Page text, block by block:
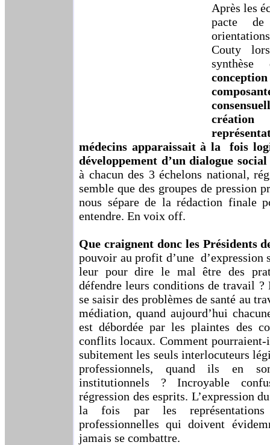
Après les
pacte
Couty
médecins apparaissait à la fois
développement d’un dialogue
à chacun des 3 échelons national,
semble que des groupes de pression
nous sépare de la rédaction finale
entendre. En voix off.
Que craignent donc les Présidents
pouvoir au profit d’une d’expression
leur pour dire le mal être des
défendre leurs conditions de travail
se saisir des problèmes de santé au
médiation, quand aujourd’hui
est débordée par les plaintes des
conflits locaux. Comment
subitement les seuls interlocuteurs
professionnels, quand ils en
institutionnels ? Incroyable
régression des esprits. L’expression
la fois par les représentations
professionnelles qui doivent
jamais se combattre.